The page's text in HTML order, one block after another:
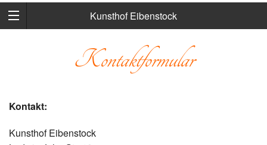
Kunsthof Eibenstock
Kontaktformular
Kontakt:
Kunsthof Eibenstock